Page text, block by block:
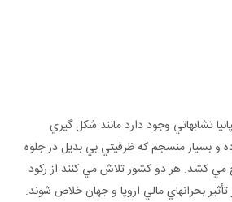
تشابهاتي وجود دارد مانند شکل گيري
و بسيار منسجم که ظرفيتي بي بديل در جلوه
مي کشد. هر دو کشور تلاش مي کنند از رکود
بحرانهاي مالي اروپا و جهان خلاص شوند.